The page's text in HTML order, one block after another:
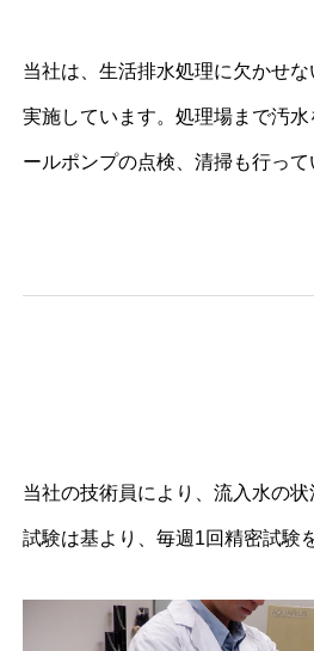
当社は、生活排水処理に欠かせ
実施しています。処理場まで汚
ールポンプの点検、清掃も行っ
当社の技術員により、流入水の
試験は基より、毎週1回精密試験